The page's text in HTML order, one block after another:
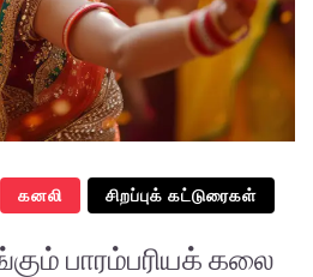
கனலி சிறப்புக் கட்டுரைகள்
பாரம்பரியக் கலை